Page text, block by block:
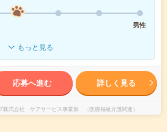
男性
もっと見る
応募へ進む 詳しく見る
株式会社 ケアサービス事業部 （医療福祉介護関連）